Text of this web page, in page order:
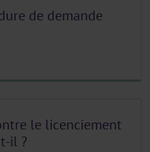
de demande
le licenciement
il ?